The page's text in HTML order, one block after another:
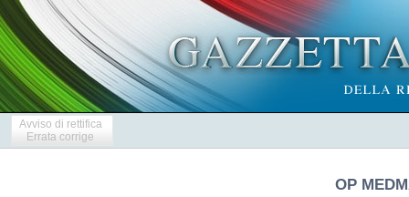
Avviso di rettifica
Errata corrige
OP